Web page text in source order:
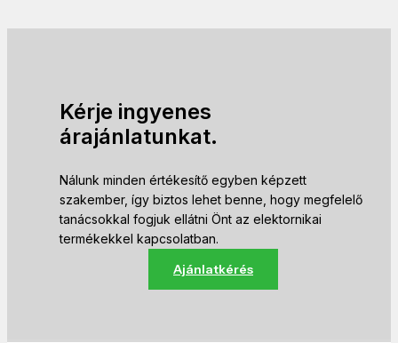
Kérje ingyenes
árajánlatunkat.
Nálunk minden értékesítő egyben képzett
szakember, így biztos lehet benne, hogy megfelelő
tanácsokkal fogjuk ellátni Önt az elektornikai
termékekkel kapcsolatban.
Ajánlatkérés